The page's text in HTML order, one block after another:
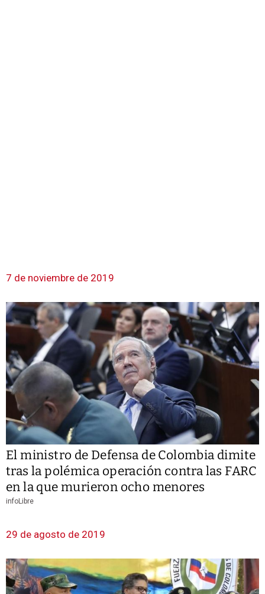
7 de noviembre de 2019
El ministro de Defensa de Colombia dimite
tras la polémica operación contra las FARC
en la que murieron ocho menores
infoLibre
29 de agosto de 2019